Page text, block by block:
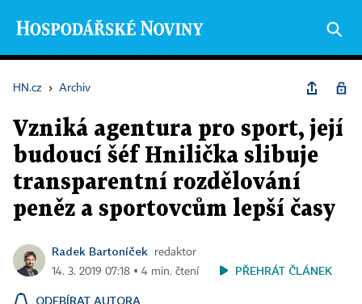
HN.cz › Archiv
Vzniká agentura pro sport, její
budoucí šéf Hnilička slibuje
transparentní rozdělování
peněz a sportovcům lepší časy
Radek Bartoníček
redaktor
14. 3. 2019 07:18 ▪ 4 min. čtení
PŘEHRÁT ČLÁNEK
ODEBÍRAT AUTORA